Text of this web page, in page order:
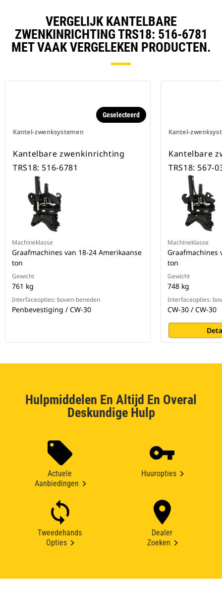
VERGELIJK KANTELBARE
ZWENKINRICHTING TRS18: 516-6781
MET VAAK VERGELEKEN PRODUCTEN.
Kantel-zwenksystemen
Geselecteerd
Kantelbare zwenkinrichting
TRS18: 516-6781
Machineklasse
Graafmachines van 18-24 Amerikaanse
ton
Gewicht
761 kg
Interfaceopties: boven-beneden
Penbevestiging / CW-30
Kantel-
Kantelbare
TRS18: 567-
Machineklasse
Graafmachines
ton
Gewicht
748 kg
Interfaceopties:
CW-30 / CW-30
Hulpmiddelen En Altijd En Overal
Deskundige Hulp
Actuele
Aanbiedingen
Huuropties
Tweedehands
Opties
Dealer
Zoeken